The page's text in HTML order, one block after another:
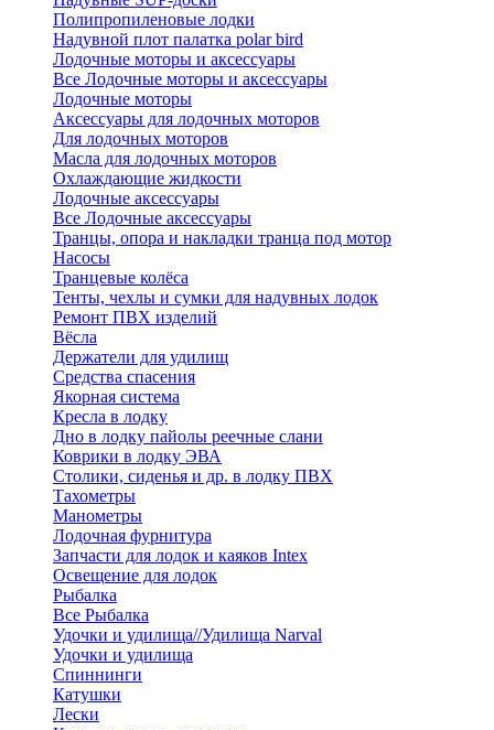
Полипропиленовые лодки
Надувной плот палатка polar bird
Лодочные моторы и аксессуары
Все Лодочные моторы и аксессуары
Лодочные моторы
Аксессуары для лодочных моторов
Для лодочных моторов
Масла для лодочных моторов
Охлаждающие жидкости
Лодочные аксессуары
Все Лодочные аксессуары
Транцы, опора и накладки транца под мотор
Насосы
Транцевые колёса
Тенты, чехлы и сумки для надувных лодок
Ремонт ПВХ изделий
Вёсла
Держатели для удилищ
Средства спасения
Якорная система
Кресла в лодку
Дно в лодку пайолы реечные слани
Коврики в лодку ЭВА
Столики, сиденья и др. в лодку ПВХ
Тахометры
Манометры
Лодочная фурнитура
Запчасти для лодок и каяков Intex
Освещение для лодок
Рыбалка
Все Рыбалка
Удочки и удилища//Удилища Narval
Удочки и удилища
Спиннинги
Катушки
Лески